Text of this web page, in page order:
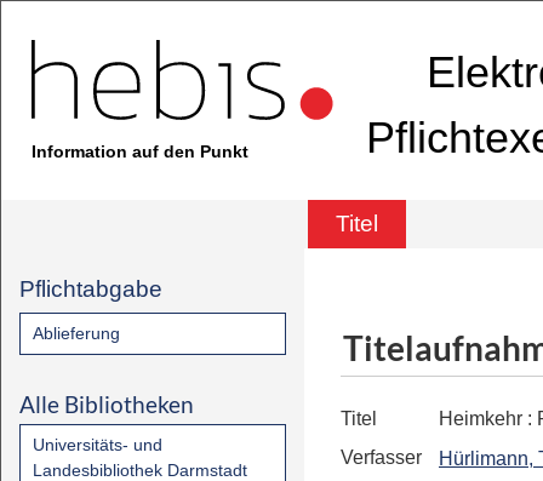
Information auf den Punkt
Titel
Pflichtabgabe
Ablieferung
Alle Bibliotheken
Universitäts- und
Landesbibliothek Darmstadt
Titel Heimkehr :
Verfasser
Hürlimann,